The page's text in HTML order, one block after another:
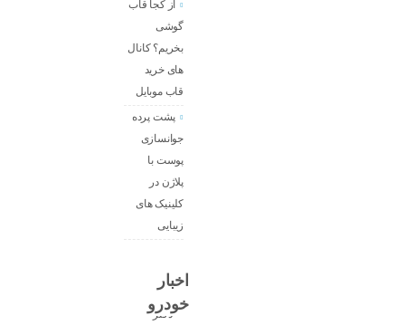
از کجا قاب
گوشی
بخریم؟ کانال
های خرید
قاب موبایل
پشت پرده
جوانسازی
پوست با
پلاژن در
کلینیک های
زیبایی
اخبار
خودرو
دکتر